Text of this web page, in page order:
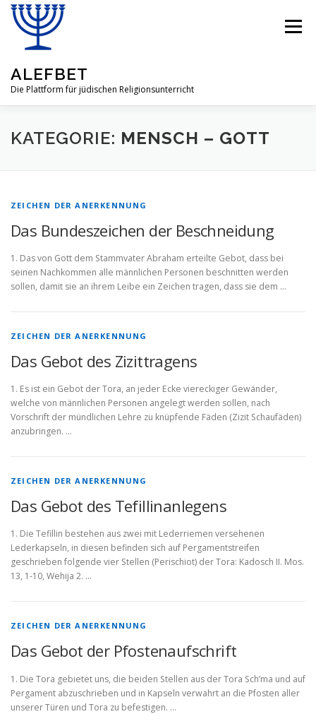
Zum
Inhalt
springen
ALEFBET
Die Plattform für jüdischen Religionsunterricht
Menü
ALEFBET JÜDISCHE RELIGION
GASTBEITRÄGE ÜBER UNSERE IDEE
KATEGORIE: MENSCH – GOTT
ZEICHEN DER ANERKENNUNG
Das Bundeszeichen der Beschneidung
1. Das von Gott dem Stammvater Abraham erteilte Gebot, dass bei
seinen Nachkommen alle männlichen Personen beschnitten werden
sollen, damit sie an ihrem Leibe ein Zeichen tragen, dass sie dem …
ZEICHEN DER ANERKENNUNG
Das Gebot des Zizittragens
1. Es ist ein Gebot der Tora, an jeder Ecke viereckiger Gewänder,
welche von männlichen Personen angelegt werden sollen, nach
Vorschrift der mündlichen Lehre zu knüpfende Fäden (Zizit Schau­fäden)
anzubringen. …
ZEICHEN DER ANERKENNUNG
Das Gebot des Tefillinanlegens
1. Die Tefillin bestehen aus zwei mit Lederriemen versehenen
Lederkapseln, in diesen befinden sich auf Pergamentstreifen
geschrieben folgende vier Stellen (Perischiot) der Tora: Kadosch II. Mos.
13, 1‑10, Wehija 2. …
ZEICHEN DER ANERKENNUNG
Das Gebot der Pfostenaufschrift
1. Die Tora gebietet uns, die beiden Stellen aus der Tora Sch’ma und auf
Pergament abzuschrieben und in Kapseln ver­wahrt an die Pfosten aller
unserer Türen und Tora zu befestigen. …